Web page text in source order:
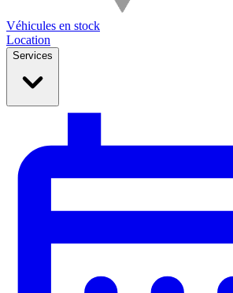
Véhicules en stock
Location
Services